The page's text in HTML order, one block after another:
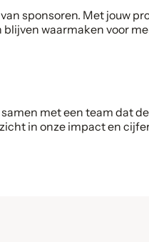
sponsoren. Met jouw
blijven waarmaken voor
met een team dat
in onze impact en